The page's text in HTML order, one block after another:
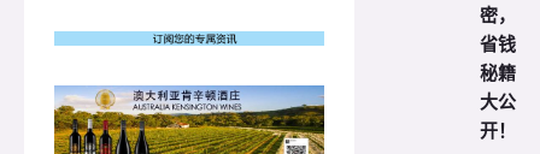
密，
省钱
秘籍
大公
开！